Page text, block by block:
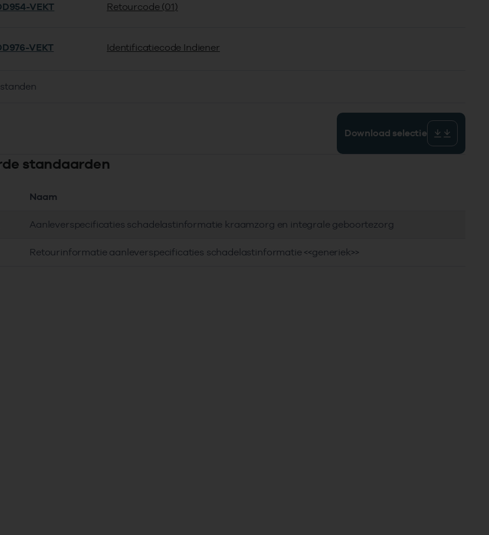
VEKT Retourcode (01)
VEKT Identificatiecode Indiener
Download selectie
standaarden
Naam
Aanleverspecificaties schadelastinformatie kraamzorg en integrale geboortezorg
Retourinformatie aanleverspecificaties schadelastinformatie <<generiek>>